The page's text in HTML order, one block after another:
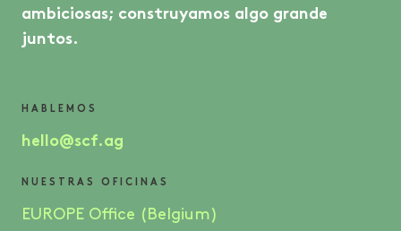
ambiciosas; construyamos algo grande
juntos.
HABLEMOS
hello@scf.ag
NUESTRAS OFICINAS
EUROPE Office (Belgium)